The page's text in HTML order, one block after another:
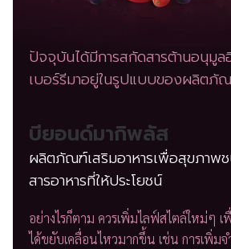
ปัจจุบันได้มีการสกัดสารต้านอนุมูล
เบอร์รีมาอยู่ในรูปแบบของผลิตภัณ
บียอนด์มากิพลัส
ผลิตภัณฑ์เสริมอาหารเพื่อสุขภาพ
สารอาหารที่ให้ประโยชน์
อย่างไรก็ตาม ควรเพิ่มไลฟ์สไตล์ใหม่ๆ เ
ได้ขยับเคลื่อนไหวมากขึ้น เช่น การเพิ่ม